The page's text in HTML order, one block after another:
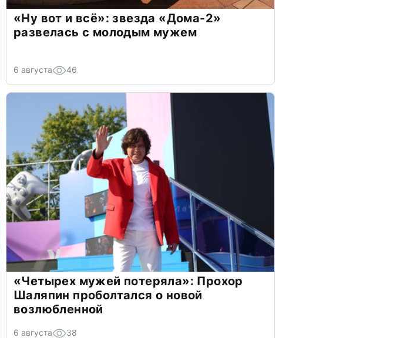
«Ну вот и всё»: звезда «Дома-2»
развелась с молодым мужем
6 августа 46
«Четырех мужей потеряла»: Прохор
Шаляпин проболтался о новой
возлюбленной
6 августа 38